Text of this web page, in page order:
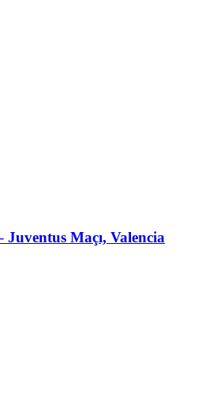
Maçı, Valencia